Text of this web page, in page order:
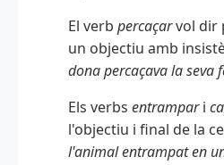
El verb percaçarvol dir
un objectiu amb
dona percaçava la seva
Els verbs entrampari
l'objectiu i final de la
l'animal entrampat en